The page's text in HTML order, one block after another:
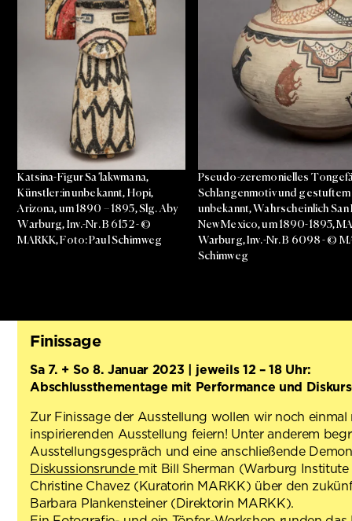
Katsina-Figur Sa’lakwmana,
Künstler:in unbekannt, Hopi,
Arizona, um 1890 – 1895, Slg. Aby
Warburg, Inv.-Nr. B 6152 - ©
MARKK, Foto: Paul Schimweg
Pseudo-zeremonielles
Schlangenmotiv und
unbekannt, Wahrscheinlich
New Mexico, um 1890-1895,
Warburg, Inv.-Nr. B 6098 - ©
Schimweg
Finissage
Sa 7. + So 8. Januar 2023 | jeweils 12 – 18 Uhr:
Abschlussthementage mit Performance und
Zur Finissage der Ausstellung wollen wir noch
inspirierenden Ausstellung feiern! Unter anderem
Ausstellungsgespräch und eine anschließende
Diskussionsrunde mit Bill Sherman (Warburg
Christine Chavez (Kuratorin MARKK) über den
Barbara Plankensteiner (Direktorin MARKK).